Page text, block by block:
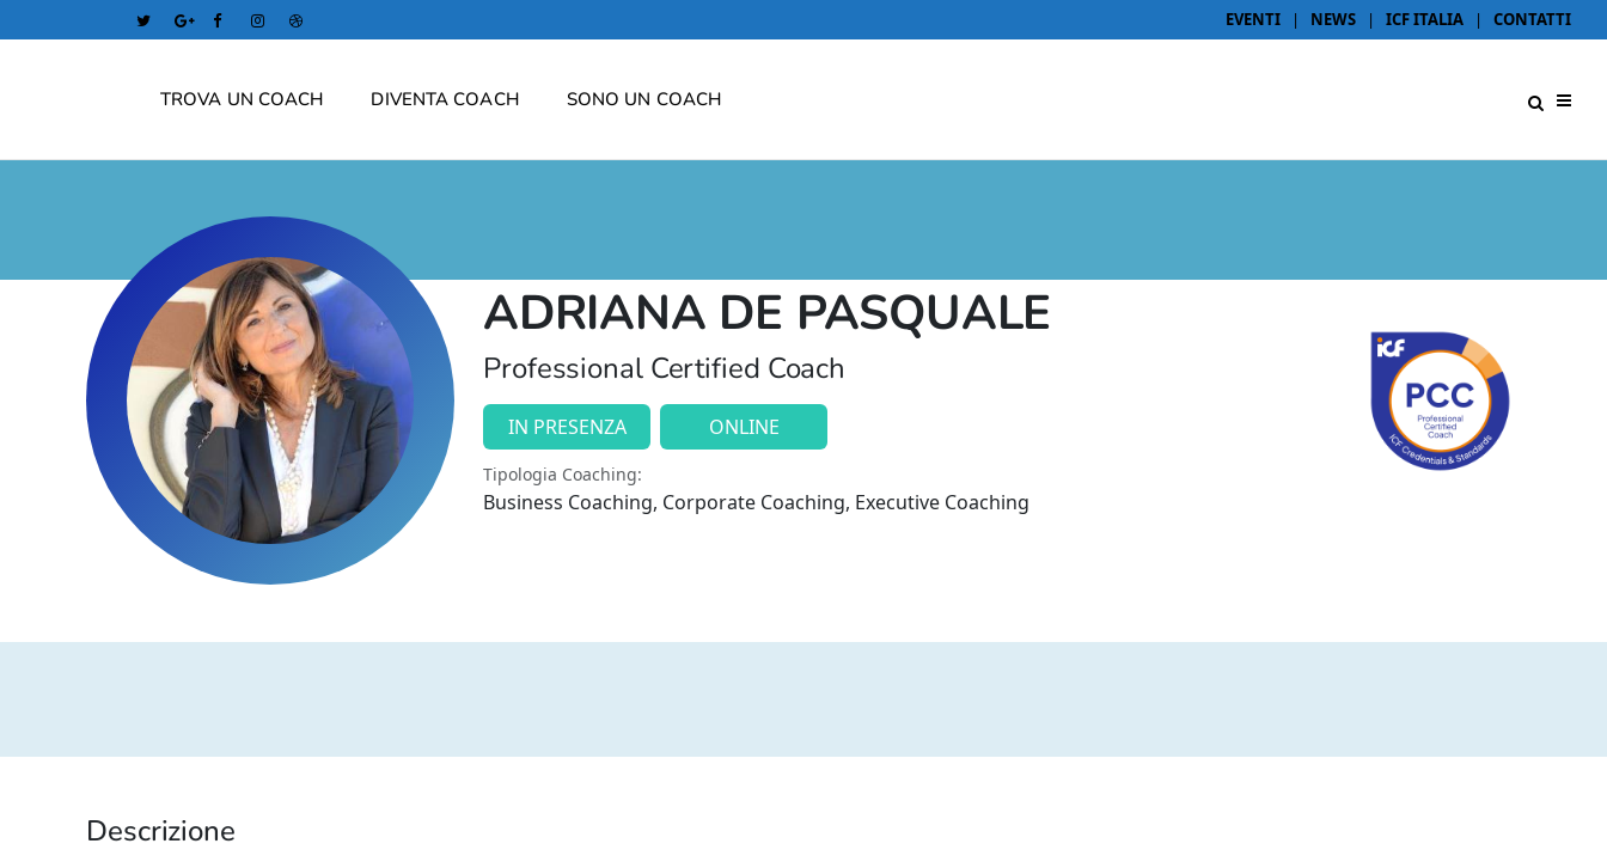
EVENTI | NEWS | ICF ITALIA | CONTATTI
TROVA UN COACH DIVENTA COACH SONO UN COACH
ADRIANA DE PASQUALE
Professional Certified Coach
IN PRESENZA ONLINE
Tipologia Coaching:
Business Coaching, Corporate Coaching, Executive Coaching
Descrizione